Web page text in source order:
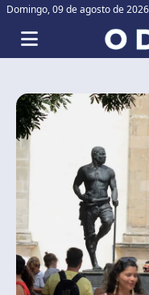
Domingo,09 de agosto de